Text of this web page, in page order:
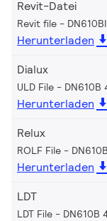
Revit-Datei
Revit file -
Herunterladen
Dialux
ULD File - DN610B
Herunterladen
Relux
ROLF File -
Herunterladen
LDT
LDT File - DN610B